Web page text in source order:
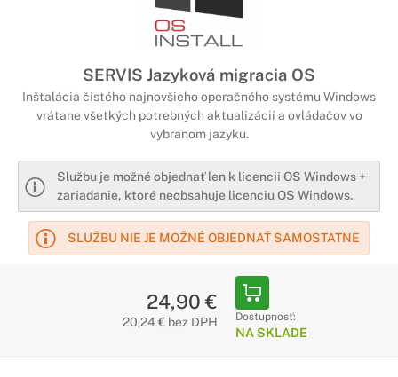
SERVIS Jazyková migracia OS
Inštalácia čistého najnovšieho operačného systému Windows
vrátane všetkých potrebných aktualizácií a ovládačov vo
vybranom jazyku.
Službu je možné objednať len k licencii OS Windows +
zariadanie, ktoré neobsahuje licenciu OS Windows.
SLUŽBU NIE JE MOŽNÉ OBJEDNAŤ SAMOSTATNE
24,90 €
20,24 € bez DPH Dostupnosť:
NA SKLADE